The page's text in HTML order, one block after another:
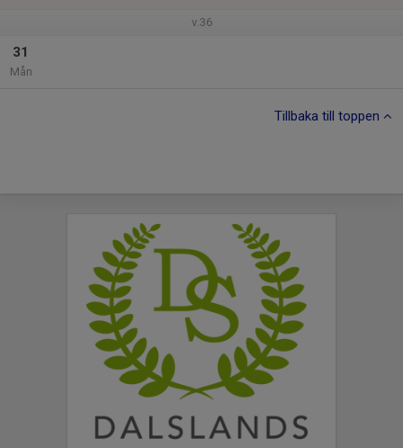
v.36
31
Mån
Tillbaka till toppen